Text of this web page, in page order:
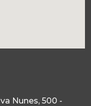
Nunes, 500 -